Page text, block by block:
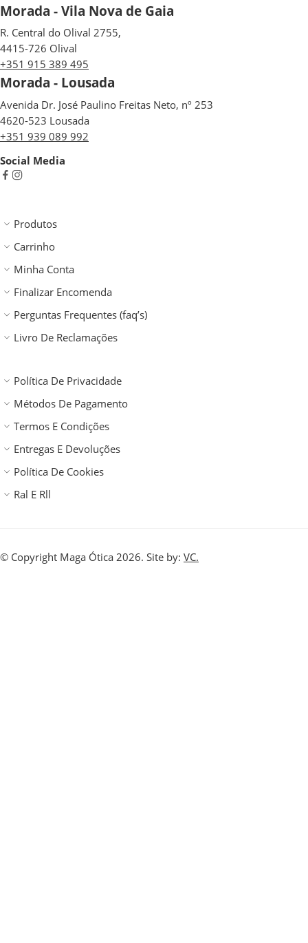
Morada - Vila Nova de Gaia
R. Central do Olival 2755,
4415-726 Olival
+351 915 389 495
Morada - Lousada
Avenida Dr. José Paulino Freitas Neto, nº 253
4620-523 Lousada
+351 939 089 992
Social Media
Produtos
Carrinho
Minha Conta
Finalizar Encomenda
Perguntas Frequentes (faq’s)
Livro De Reclamações
Política De Privacidade
Métodos De Pagamento
Termos E Condições
Entregas E Devoluções
Política De Cookies
Ral E Rll
© Copyright Maga Ótica 2026. Site by: VC.